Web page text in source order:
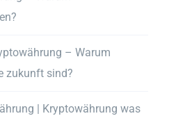
– Warum
zukunft sind?
| Kryptowährung was